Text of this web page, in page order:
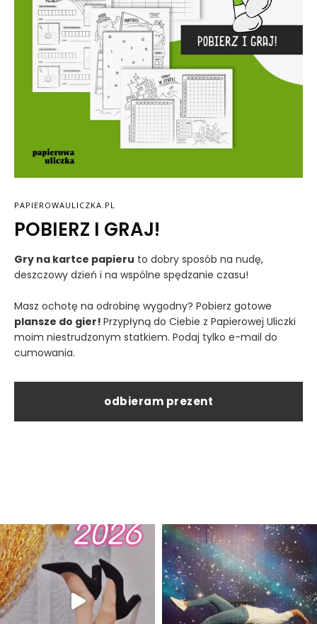
PAPIEROWAULICZKA.PL
POBIERZ I GRAJ!
Gry na kartce papieru to dobry sposób na nudę,
deszczowy dzień i na wspólne spędzanie czasu!
Masz ochotę na odrobinę wygodny? Pobierz gotowe
plansze do gier! Przypłyną do Ciebie z Papierowej Uliczki
moim niestrudzonym statkiem. Podaj tylko e-mail do
cumowania.
odbieram prezent